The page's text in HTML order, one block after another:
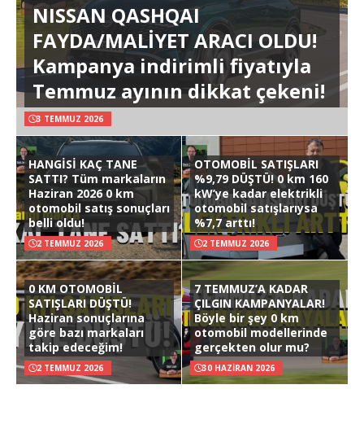
NISSAN QASHQAI
FAYDA/MALİYET ARACI OLDU!
Kampanya indirimli fiyatıyla
Temmuz ayının dikkat çekeni!
3 TEMMUZ 2026
HANGİSİ KAÇ TANE
SATTI? Tüm markaların
Haziran 2026 0 km
otomobil satış sonuçları
belli oldu!
2 TEMMUZ 2026
OTOMOBİL SATIŞLARI
%9,79 DÜŞTÜ! 0 km 160
kW’ye kadar elektrikli
otomobil satışlarıysa
%7,7 arttı!
2 TEMMUZ 2026
0 KM OTOMOBİL
SATIŞLARI DÜŞTÜ!
Haziran sonuçlarına
göre bazı markaları
takip edeceğim!
2 TEMMUZ 2026
7 TEMMUZ’A KADAR
ÇILGIN KAMPANYALAR!
Böyle bir şey 0 km
otomobil modellerinde
gerçekten olur mu?
30 HAZIRAN 2026